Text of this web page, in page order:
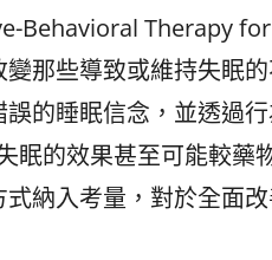
Behavioral Therapy
那些導致或維持失眠
的睡眠信念，並透過
眠的效果甚至可能較藥
納入考量，對於全面